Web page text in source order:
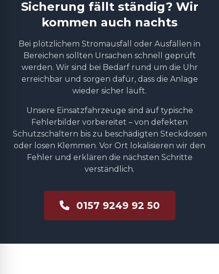
Sicherung fällt ständig? Wir
kommen auch nachts
Bei plötzlichem Stromausfall oder Ausfällen in
Bereichen sollten Ursachen schnell geprüft
werden. Wir sind bei Bedarf rund um die Uhr
erreichbar und sorgen dafür, dass die Anlage
wieder sicher läuft.
Unsere Einsatzfahrzeuge sind auf typische
Fehlerbilder vorbereitet – von defekten
Schutzschaltern bis zu beschädigten Steckdosen
oder losen Klemmen. Vor Ort lokalisieren wir den
Fehler und erklären die nächsten Schritte
verständlich.
0157 9249 92 50